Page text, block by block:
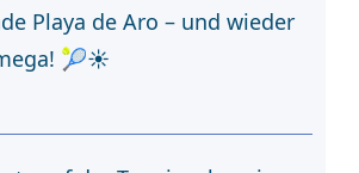
Playa de Aro – und wieder
🎾☀️